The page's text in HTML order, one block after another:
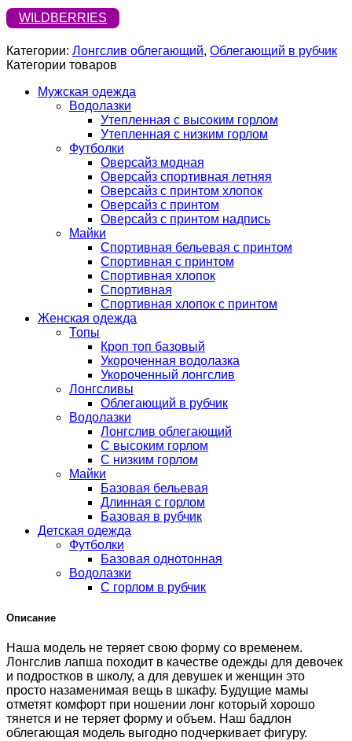
WILDBERRIES
Категории: Лонгслив облегающий, Облегающий в рубчик
Категории товаров
Мужская одежда
Водолазки
Утепленная с высоким горлом
Утепленная с низким горлом
Футболки
Оверсайз модная
Оверсайз спортивная летняя
Оверсайз с принтом хлопок
Оверсайз с принтом
Оверсайз с принтом надпись
Майки
Спортивная бельевая с принтом
Спортивная с принтом
Спортивная хлопок
Спортивная
Спортивная хлопок с принтом
Женская одежда
Топы
Кроп топ базовый
Укороченная водолазка
Укороченный лонгслив
Лонгсливы
Облегающий в рубчик
Водолазки
Лонгслив облегающий
С высоким горлом
С низким горлом
Майки
Базовая бельевая
Длинная с горлом
Базовая в рубчик
Детская одежда
Футболки
Базовая однотонная
Водолазки
С горлом в рубчик
Описание
Наша модель не теряет свою форму со временем.
Лонгслив лапша походит в качестве одежды для девочек
и подростков в школу, а для девушек и женщин это
просто назаменимая вещь в шкафу. Будущие мамы
отметят комфорт при ношении лонг который хорошо
тянется и не теряет форму и объем. Наш бадлон
облегающая модель выгодно подчеркивает фигуру.